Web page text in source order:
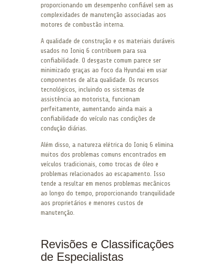
proporcionando um desempenho confiável sem as
complexidades de manutenção associadas aos
motores de combustão interna.
A qualidade de construção e os materiais duráveis
usados no Ioniq 6 contribuem para sua
confiabilidade. O desgaste comum parece ser
minimizado graças ao foco da Hyundai em usar
componentes de alta qualidade. Os recursos
tecnológicos, incluindo os sistemas de
assistência ao motorista, funcionam
perfeitamente, aumentando ainda mais a
confiabilidade do veículo nas condições de
condução diárias.
Além disso, a natureza elétrica do Ioniq 6 elimina
muitos dos problemas comuns encontrados em
veículos tradicionais, como trocas de óleo e
problemas relacionados ao escapamento. Isso
tende a resultar em menos problemas mecânicos
ao longo do tempo, proporcionando tranquilidade
aos proprietários e menores custos de
manutenção.
Revisões e Classificações
de Especialistas